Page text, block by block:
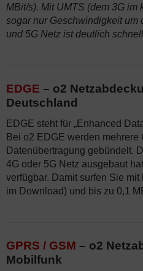
MBit/s). Mit UMTS (dem 3G
sogar nur Geschwindigkeit um
und 5G Netz ist deutlich
EDGE – o2
Deutschland
EDGE steht für „Enhanced
Bei o2 EDGE werden mehrere
Datenübertragung gebündelt.
4G oder 5G Netz ausgebaut
verfügbar. Damit surfen Sie
im Download) und bis zu 0,1
GPRS / GSM – o2
Mobilfunk